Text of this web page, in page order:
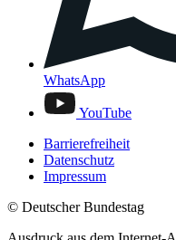
WhatsApp
YouTube
Barrierefreiheit
Datenschutz
Impressum
© Deutscher Bundestag